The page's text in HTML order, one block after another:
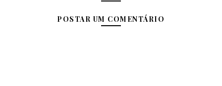
POSTAR UM COMENTÁRIO